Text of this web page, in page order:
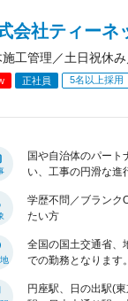
会社ティーネ
工管理／土日祝休
正社員 5名以上採用
国や自治体のパート
い、工事の円滑な
学歴不問／ブランク
たい方
全国の国土交通省、
での勤務となります
円座駅、日の出駅(